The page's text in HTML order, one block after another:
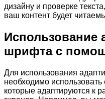
дизайну и проверке
ваш контент будет
Использование
шрифта с
Для использования
необходимо
которые адаптируются к